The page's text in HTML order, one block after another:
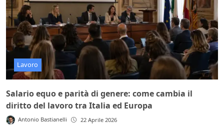
Lavoro
Salario equo e parità di genere: come cambia il
diritto del lavoro tra Italia ed Europa
Antonio Bastianelli 22 Aprile 2026